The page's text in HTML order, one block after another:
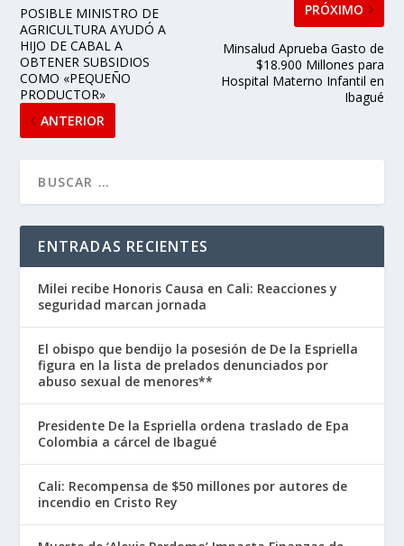
POSIBLE MINISTRO DE
AGRICULTURA AYUDÓ A
HIJO DE CABAL A
OBTENER SUBSIDIOS
COMO «PEQUEÑO
PRODUCTOR»
ANTERIOR
PRÓXIMO
Minsalud Aprueba Gasto de
$18.900 Millones para
Hospital Materno Infantil en
Ibagué
ENTRADAS RECIENTES
Milei recibe Honoris Causa en Cali: Reacciones y
seguridad marcan jornada
El obispo que bendijo la posesión de De la Espriella
figura en la lista de prelados denunciados por
abuso sexual de menores**
Presidente De la Espriella ordena traslado de Epa
Colombia a cárcel de Ibagué
Cali: Recompensa de $50 millones por autores de
incendio en Cristo Rey